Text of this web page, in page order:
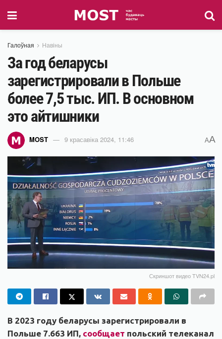
Галоўная Навіны
За год беларусы
зарегистрировали в Польше
более 7,5 тыс. ИП. В основном
это айтишники
MOST 9 красавіка 2024, 11:46 AA
Скриншот видео TVN24.pl
В 2023 году беларусы зарегистрировали в
Польше 7.663 ИП, сообщает польский телеканал